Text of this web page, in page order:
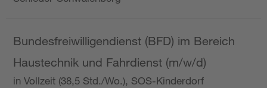
Bundesfreiwilligendienst (BFD) im Bereich
Haustechnik und Fahrdienst (m/w/d)
in Vollzeit (38,5 Std./Wo.), SOS-Kinderdorf